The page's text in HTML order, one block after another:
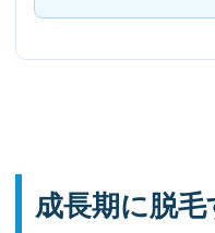
成長期に脱